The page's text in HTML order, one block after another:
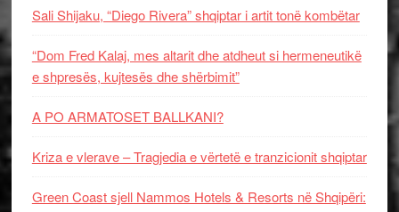
Sali Shijaku, “Diego Rivera” shqiptar i artit tonë kombëtar
“Dom Fred Kalaj, mes altarit dhe atdheut si hermeneutikë
e shpresës, kujtesës dhe shërbimit”
A PO ARMATOSET BALLKANI?
Kriza e vlerave – Tragjedia e vërtetë e tranzicionit shqiptar
Green Coast sjell Nammos Hotels & Resorts në Shqipëri: